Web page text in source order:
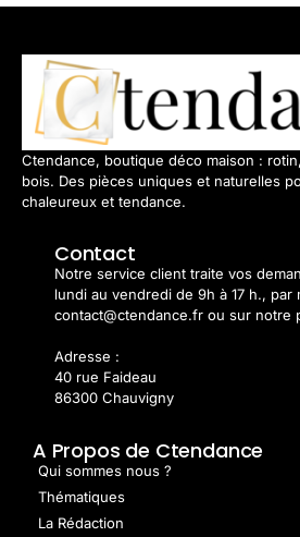
Ctendance, boutique déco maison :
bois. Des pièces uniques et naturelles
chaleureux et tendance.
Contact
Notre service client traite vos
lundi au vendredi de 9h à 17 h., par
contact@ctendance.fr ou sur notre
Adresse :
40 rue Faideau
86300 Chauvigny
A Propos de Ctendance
Qui sommes nous ?
Thématiques
La Rédaction